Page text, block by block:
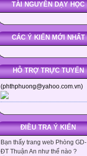
TÀI NGUYÊN DẠY HỌC
CÁC Ý KIẾN MỚI NHẤT
HỖ TRỢ TRỰC TUYẾN
(phthphuong@yahoo.com.vn)
ĐIỀU TRA Ý KIẾN
Bạn thấy trang web Phòng GD-
ĐT Thuận An như thế nào ?